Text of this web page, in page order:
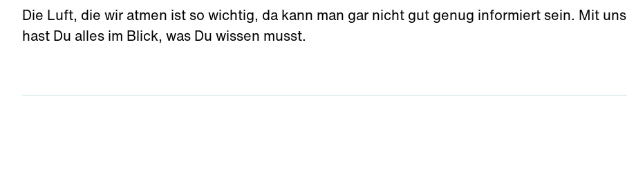
Die Luft, die wir atmen ist so wichtig, da kann man gar nicht gut genug informiert sein. Mit
hast Du alles im Blick, was Du wissen musst.